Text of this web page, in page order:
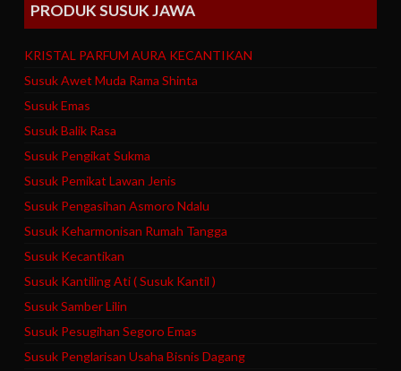
PRODUK SUSUK JAWA
KRISTAL PARFUM AURA KECANTIKAN
Susuk Awet Muda Rama Shinta
Susuk Emas
Susuk Balik Rasa
Susuk Pengikat Sukma
Susuk Pemikat Lawan Jenis
Susuk Pengasihan Asmoro Ndalu
Susuk Keharmonisan Rumah Tangga
Susuk Kecantikan
Susuk Kantiling Ati ( Susuk Kantil )
Susuk Samber Lilin
Susuk Pesugihan Segoro Emas
Susuk Penglarisan Usaha Bisnis Dagang